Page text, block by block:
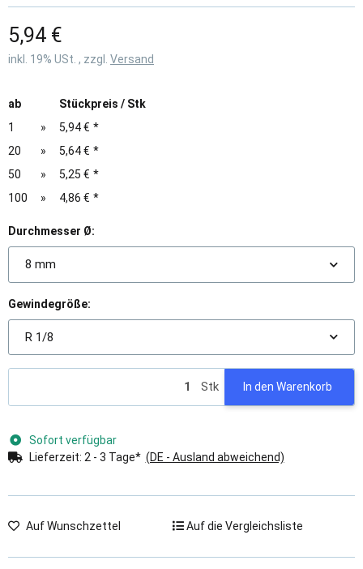
5,94 €
inkl. 19% USt. , zzgl. Versand
ab
Stückpreis / Stk
1
» 5,94 € *
20
» 5,64 € *
50
» 5,25 € *
100
» 4,86 € *
Durchmesser Ø:
8 mm
Gewindegröße:
R 1/8
Stk In den Warenkorb
Sofort verfügbar
Lieferzeit: 2 - 3 Tage* (DE - Ausland abweichend)
Auf Wunschzettel Auf die Vergleichsliste